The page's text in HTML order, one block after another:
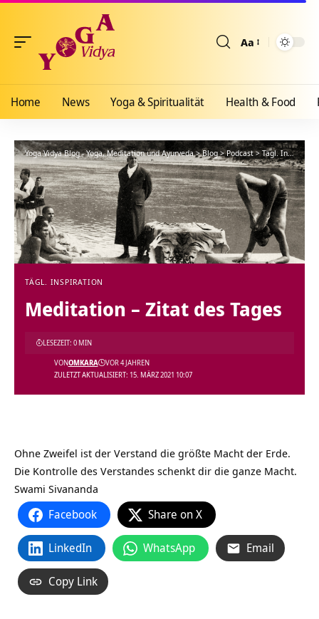
Aa
Home News Yoga & Spiritualität Health & Food
Yoga Vidya Blog - Yoga, Meditation und Ayurveda>Blog>Podcast>Tägl. Inspiration
TÄGL. INSPIRATION
Meditation – Zitat des Tages
ZULETZT AKTUALISIERT: 15. MÄRZ 2021 10:07
VONOMKARA VOR 4 JAHREN
LESEZEIT: 0 MIN
Ohne Zweifel ist der Verstand die größte Macht der Erde.
Die Kontrolle des Verstandes schenkt dir die ganze Macht.
Swami Sivananda
Facebook Share on X
LinkedIn WhatsApp Email
Copy Link